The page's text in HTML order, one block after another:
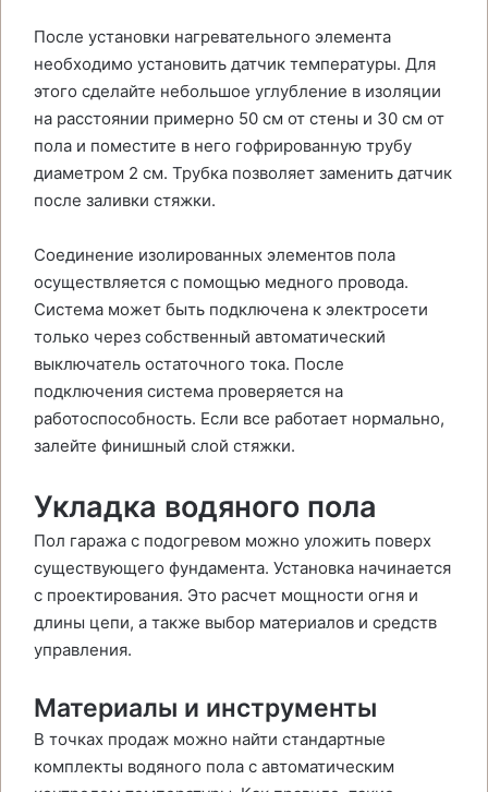
После установки нагревательного элемента
необходимо установить датчик температуры. Для
этого сделайте небольшое углубление в изоляции
на расстоянии примерно 50 см от стены и 30 см от
пола и поместите в него гофрированную трубу
диаметром 2 см. Трубка позволяет заменить датчик
после заливки стяжки.
Соединение изолированных элементов пола
осуществляется с помощью медного провода.
Система может быть подключена к электросети
только через собственный автоматический
выключатель остаточного тока. После
подключения система проверяется на
работоспособность. Если все работает нормально,
залейте финишный слой стяжки.
Укладка водяного пола
Пол гаража с подогревом можно уложить поверх
существующего фундамента. Установка начинается
с проектирования. Это расчет мощности огня и
длины цепи, а также выбор материалов и средств
управления.
Материалы и инструменты
В точках продаж можно найти стандартные
комплекты водяного пола с автоматическим